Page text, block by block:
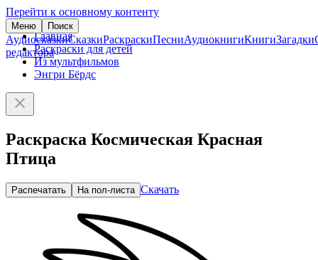
Перейти к основному контенту
Меню Поиск
АудиосказкиСказкиРаскраскиПесниАудиокнигиКнигиЗагадки
редактора
Главная
Раскраски для детей
Из мультфильмов
Энгри Бёрдс
Раскраска Космическая Красная
Птица
Распечатать На пол-листа Скачать